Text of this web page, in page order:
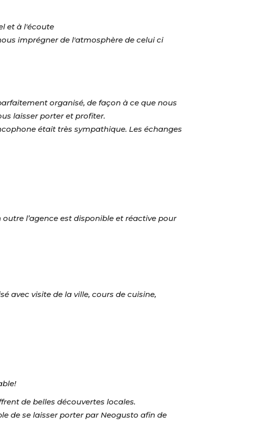
et à l'écoute
imprégner de l'atmosphère de celui ci
organisé, de façon à ce que nous
laisser porter et profiter.
était très sympathique. Les échanges
l’agence est disponible et réactive pour
avec visite de la ville, cours de cuisine,
de belles découvertes locales.
de se laisser porter par Neogusto afin de